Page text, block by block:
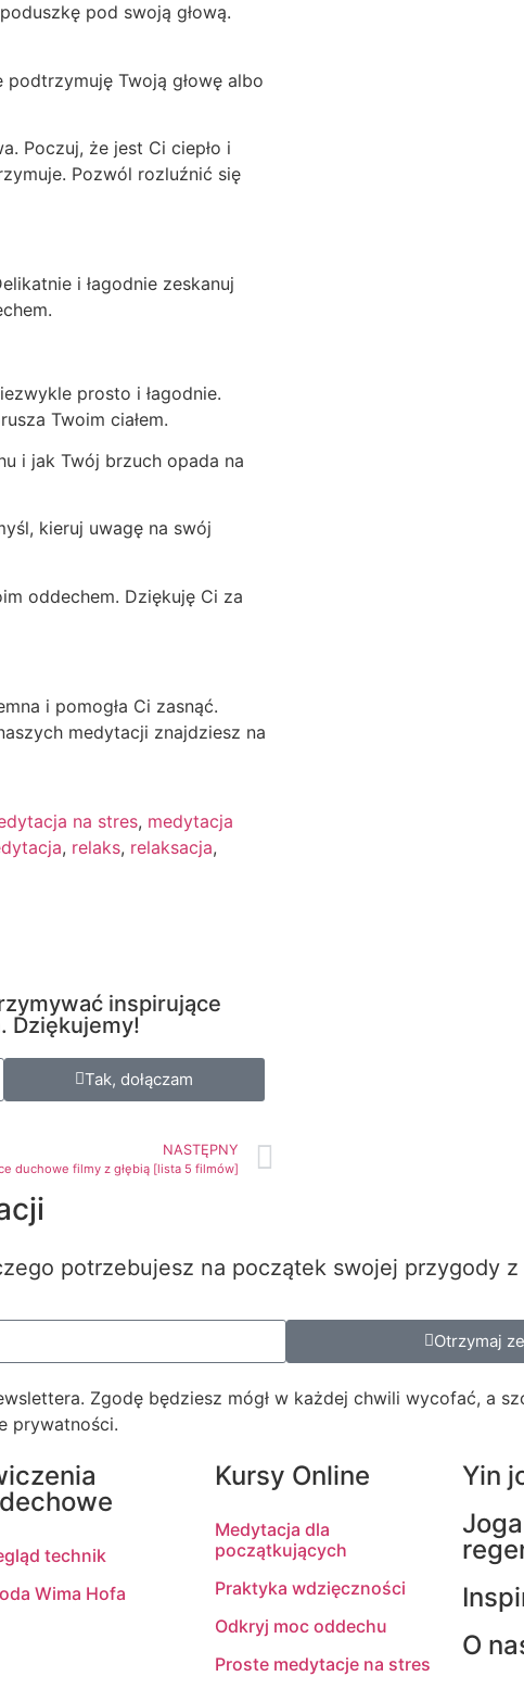
pod swoją głową.
Twoją głowę albo
Poczuj, że jest Ci ciepło i
Pozwól rozluźnić się
i łagodnie zeskanuj
prosto i łagodnie.
Twoim ciałem.
i jak Twój brzuch opada na
kieruj uwagę na swój
oddechem. Dziękuję Ci za
i pomogła Ci zasnąć.
medytacji znajdziesz na
na stres, medytacja
, relaks, relaksacja,
inspirujące
Dziękujemy!
Tak, dołączam
NASTĘPNY
duchowe filmy z głębią [lista 5 filmów]
potrzebujesz na początek swojej przygody z
Otrzymaj
Zgodę będziesz mógł w każdej chwili wycofać, a
prywatności.
technik
Wima Hofa
Kursy Online
Medytacja dla
początkujących
Praktyka wdzięczności
Odkryj moc oddechu
Proste medytacje na stres
Yin
Joga
O